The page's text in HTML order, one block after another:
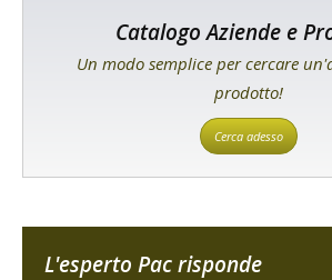
Catalogo Aziende e
Un modo semplice per cercare
prodotto!
Cerca adesso
L'esperto Pac risponde